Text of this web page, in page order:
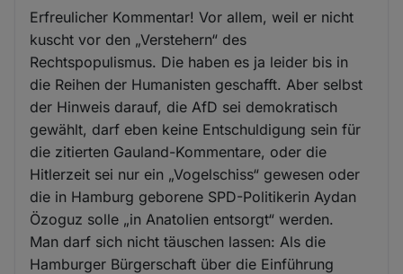
Erfreulicher Kommentar! Vor allem, weil er nicht
kuscht vor den „Verstehern“ des
Rechtspopulismus. Die haben es ja leider bis in
die Reihen der Humanisten geschafft. Aber selbst
der Hinweis darauf, die AfD sei demokratisch
gewählt, darf eben keine Entschuldigung sein für
die zitierten Gauland-Kommentare, oder die
Hitlerzeit sei nur ein „Vogelschiss“ gewesen oder
die in Hamburg geborene SPD-Politikerin Aydan
Özoguz solle „in Anatolien entsorgt“ werden.
Man darf sich nicht täuschen lassen: Als die
Hamburger Bürgerschaft über die Einführung